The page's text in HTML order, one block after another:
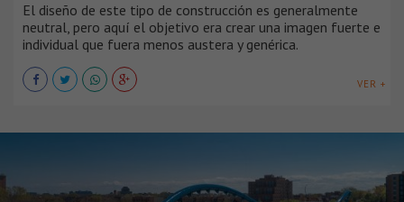
El diseño de este tipo de construcción es generalmente
neutral, pero aquí el objetivo era crear una imagen fuerte e
individual que fuera menos austera y genérica.
VER +